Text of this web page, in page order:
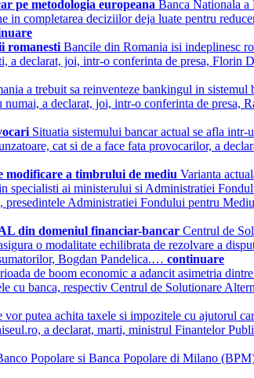
pe metodologia europeana Banca Nationala
in completarea deciziilor deja luate pentru
romanesti Bancile din Romania isi indeplinesc
declarat, joi, intr-o conferinta de presa, Florin
a trebuit sa reinventeze bankingul in
a declarat, joi, intr-o conferinta de presa,
Situatia sistemului bancar actual se afla intr-
cat si de a face fata provocarilor, a
a timbrului de mediu Varianta
specialisti ai ministerului si Administratiei
presedintele Administratiei Fondului pentru
din domeniul financiar-bancar Centrul de
o modalitate echilibrata de rezolvare a
Bogdan Pandelica.… continuare
de boom economic a adancit asimetria
cu banca, respectiv Centrul de Solutionare
vor putea achita taxele si impozitele cu ajutorul
a declarat, marti, ministrul Finantelor
Popolare si Banca Popolare di Milano